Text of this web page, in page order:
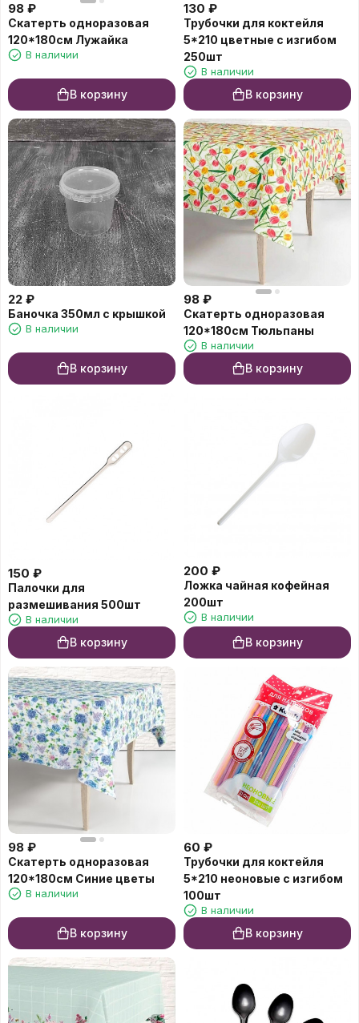
98 ₽
Скатерть одноразовая
120*180см Лужайка
В наличии
В корзину
130 ₽
Трубочки для коктейля
5*210 цветные с изгибом
250шт
В наличии
В корзину
22 ₽
Баночка 350мл с крышкой
В наличии
В корзину
98 ₽
Скатерть одноразовая
120*180см Тюльпаны
В наличии
В корзину
150 ₽
Палочки для
размешивания 500шт
В наличии
В корзину
200 ₽
Ложка чайная кофейная
200шт
В наличии
В корзину
98 ₽
Скатерть одноразовая
120*180см Синие цветы
В наличии
В корзину
60 ₽
Трубочки для коктейля
5*210 неоновые с изгибом
100шт
В наличии
В корзину